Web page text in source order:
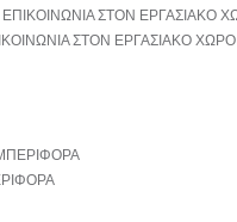
ΣΤΟΝ ΕΡΓΑΣΙΑΚΟ ΧΩΡΟ